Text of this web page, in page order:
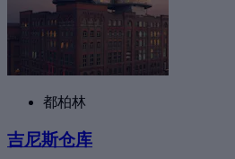
都柏林
吉尼斯仓库